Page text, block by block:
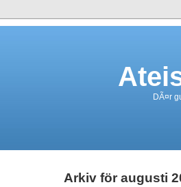
DÃ¤r
Arkiv för augusti